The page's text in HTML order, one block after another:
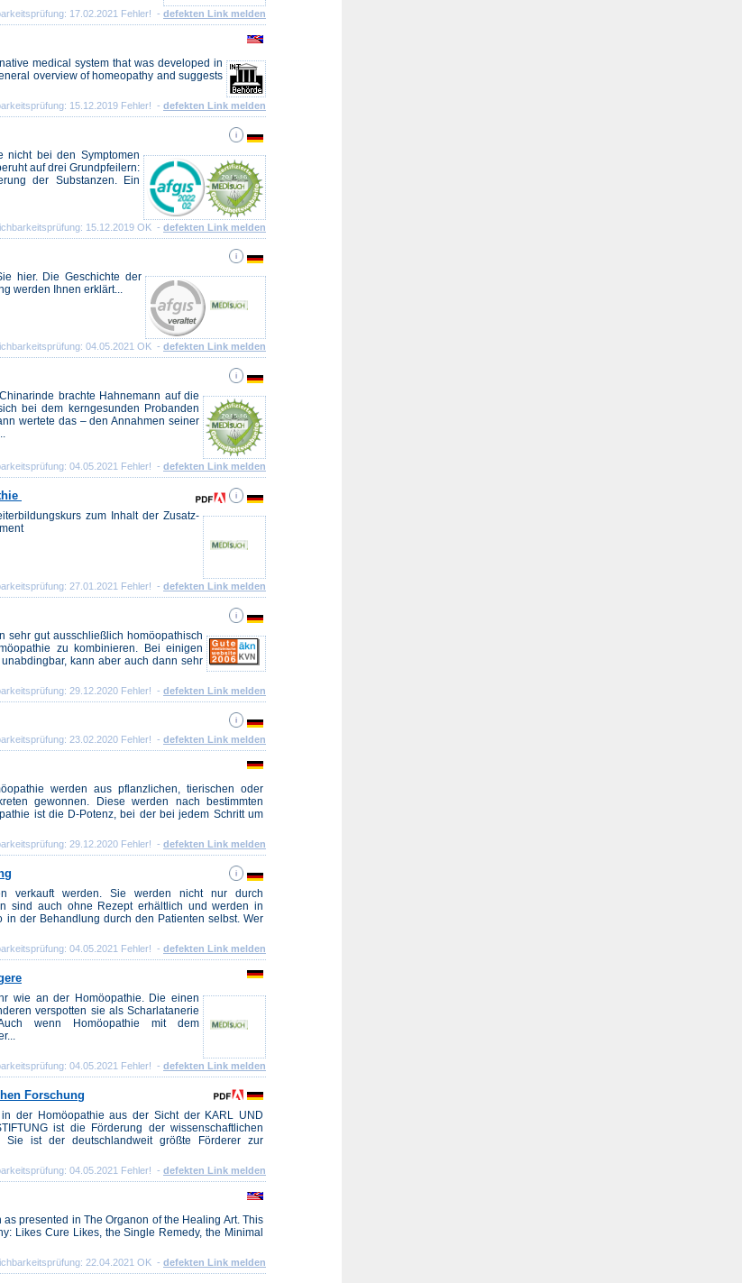
17.02.2021 Fehler! - defekten Link melden
medical system that was developed in
overview of homeopathy and suggests
15.12.2019 Fehler! - defekten Link melden
nicht bei den Symptomen
auf drei Grundpfeilern:
der Substanzen. Ein
15.12.2019 OK - defekten Link melden
hier. Die Geschichte der
werden Ihnen erklärt...
04.05.2021 OK - defekten Link melden
brachte Hahnemann auf die
bei dem kerngesunden Probanden
wertete das – den Annahmen seiner
04.05.2021 Fehler! - defekten Link melden
zum Inhalt der Zusatz-
27.01.2021 Fehler! - defekten Link melden
sehr gut ausschließlich homöopathisch
zu kombinieren. Bei einigen
kann aber auch dann sehr
29.12.2020 Fehler! - defekten Link melden
23.02.2020 Fehler! - defekten Link melden
werden aus pflanzlichen, tierischen oder
gewonnen. Diese werden nach bestimmten
ist die D-Potenz, bei der bei jedem Schritt um
29.12.2020 Fehler! - defekten Link melden
verkauft werden. Sie werden nicht nur durch
sind auch ohne Rezept erhältlich und werden in
der Behandlung durch den Patienten selbst. Wer
04.05.2021 Fehler! - defekten Link melden
wie an der Homöopathie. Die einen
verspotten sie als Scharlatanerie
wenn Homöopathie mit dem
04.05.2021 Fehler! - defekten Link melden
Forschung
der Homöopathie aus der Sicht der KARL UND
ist die Förderung der wissenschaftlichen
Sie ist der deutschlandweit größte Förderer zur
04.05.2021 Fehler! - defekten Link melden
presented in The Organon of the Healing Art. This
Likes Cure Likes, the Single Remedy, the Minimal
22.04.2021 OK - defekten Link melden